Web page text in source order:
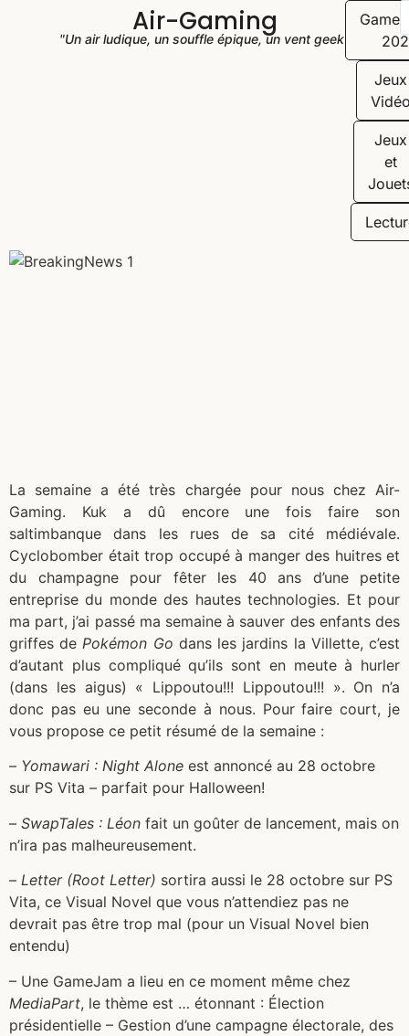
Air-Gaming
"Un air ludique, un souffle épique, un vent geek"
Jeux
Jeux
et
La semaine a été très chargée pour nous chez Air-
Gaming. Kuk a dû encore une fois faire son
saltimbanque dans les rues de sa cité médiévale.
Cyclobomber était trop occupé à manger des huitres et
du champagne pour fêter les 40 ans d’une petite
entreprise du monde des hautes technologies. Et pour
ma part, j’ai passé ma semaine à sauver des enfants des
griffes dePokémon Go dans les jardins la Villette, c’est
d’autant plus compliqué qu’ils sont en meute à hurler
(dans les aigus) « Lippoutou!!! Lippoutou!!! ». On n’a
donc pas eu une seconde à nous. Pour faire court, je
vous propose ce petit résumé de la semaine :
– Yomawari : Night Alone est annoncé au 28 octobre
sur PS Vita – parfait pour Halloween!
– SwapTales : Léon fait un goûter de lancement, mais on
n’ira pas malheureusement.
– Letter (Root Letter) sortira aussi le 28 octobre sur PS
Vita, ce Visual Novel que vous n’attendiez pas ne
devrait pas être trop mal (pour un Visual Novel bien
entendu)
– Une GameJam a lieu en ce moment même chez
MediaPart, le thème est … étonnant : Élection
présidentielle – Gestion d’une campagne électorale, des